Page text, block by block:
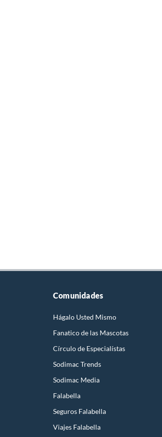
Comunidades
Hágalo Usted Mismo
Fanatico de las Mascotas
Círculo de Especialístas
Sodimac Trends
Sodimac Media
Falabella
Seguros Falabella
Viajes Falabella